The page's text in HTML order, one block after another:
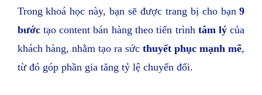
Trong khoá học này, bạn sẽ được trang bị cho bạn9
bướctạo content bán hàng theo tiến trình tâm lý của
khách hàng, nhằm tạo ra sứcthuyết phục mạnh mẽ,
từ đó góp phần gia tăng tỷ lệ chuyển đổi.